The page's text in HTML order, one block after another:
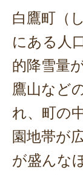
白鷹町（
にある人
的降雪量
鷹山など
れ、町の
園地帯が
が盛んな